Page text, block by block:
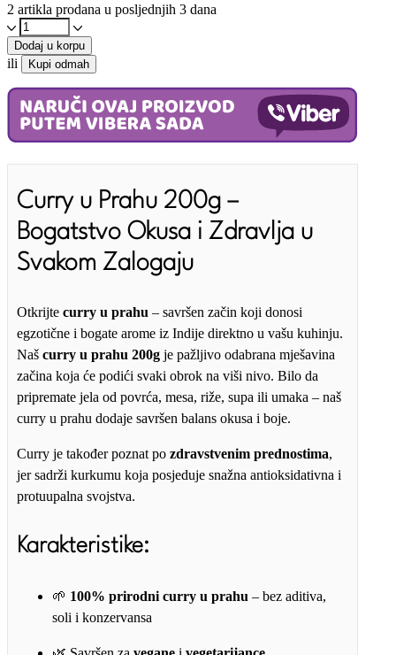
2 artikla prodana u posljednjih 3 dana
Curry
prah
200g
količina
Dodaj u korpu
ili Kupi odmah
Curry u Prahu 200g –
Bogatstvo Okusa i Zdravlja u
Svakom Zalogaju
Otkrijte curry u prahu – savršen začin koji donosi
egzotične i bogate arome iz Indije direktno u vašu kuhinju.
Naš curry u prahu 200g je pažljivo odabrana mješavina
začina koja će podići svaki obrok na viši nivo. Bilo da
pripremate jela od povrća, mesa, riže, supa ili umaka – naš
curry u prahu dodaje savršen balans okusa i boje.
Curry je također poznat po zdravstvenim prednostima,
jer sadrži kurkumu koja posjeduje snažna antioksidativna i
protuupalna svojstva.
Karakteristike:
🌱 100% prirodni curry u prahu – bez aditiva,
soli i konzervansa